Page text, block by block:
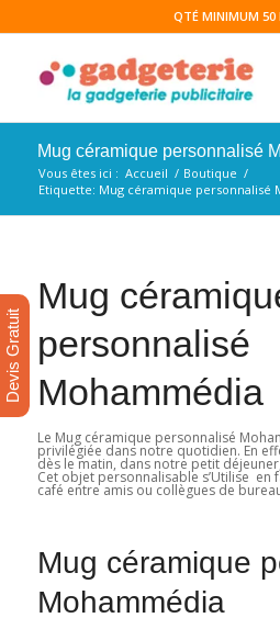
QTÉ MINIMUM 50
Mug céramique personnalisé
Vous êtes ici : Accueil / Boutique /
Etiquette: Mug céramique personnalisé
Mug
personnalisé
Mohammédia
Le Mug céramique personnalisé
privilégiée dans notre quotidien. En
dès le matin, dans notre petit
Cet objet personnalisable s’Utilise en
café entre amis ou collègues de
Mug céramique
Mohammédia
Devis Gratuit